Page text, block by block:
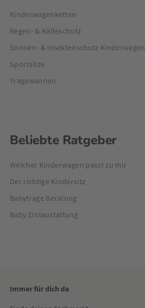
Kinderwagenketten
Regen- & Kälteschutz
Sonnen- & Insektenschutz Kinderwagen
Sportsitze
Tragewannen
Beliebte Ratgeber
Welcher Kinderwagen passt zu mir
Der richtige Kindersitz
Babytrage Beratung
Baby Erstaustattung
Immer für dich da